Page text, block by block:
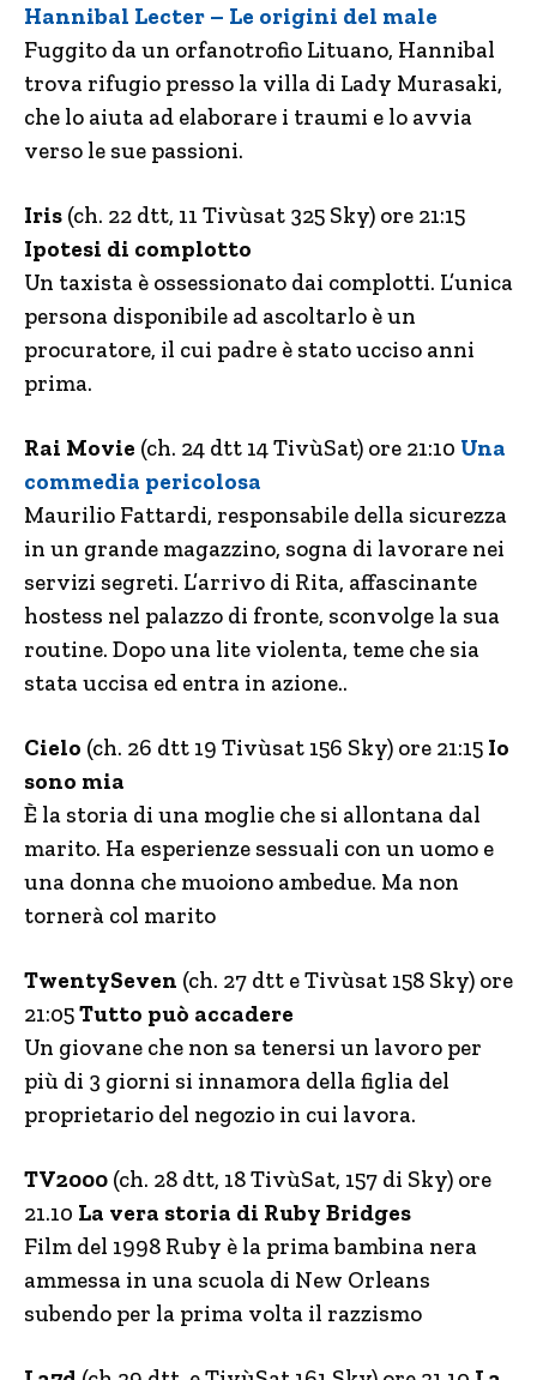
Hannibal Lecter – Le origini del male
Fuggito da un orfanotrofio Lituano, Hannibal
trova rifugio presso la villa di Lady Murasaki,
che lo aiuta ad elaborare i traumi e lo avvia
verso le sue passioni.
Iris (ch. 22 dtt, 11 Tivùsat 325 Sky) ore 21:15
Ipotesi di complotto
Un taxista è ossessionato dai complotti. L’unica
persona disponibile ad ascoltarlo è un
procuratore, il cui padre è stato ucciso anni
prima.
Rai Movie (ch. 24 dtt 14 TivùSat) ore 21:10 Una
commedia pericolosa
Maurilio Fattardi, responsabile della sicurezza
in un grande magazzino, sogna di lavorare nei
servizi segreti. L’arrivo di Rita, affascinante
hostess nel palazzo di fronte, sconvolge la sua
routine. Dopo una lite violenta, teme che sia
stata uccisa ed entra in azione..
Cielo (ch. 26 dtt 19 Tivùsat 156 Sky) ore 21:15 Io
sono mia
È la storia di una moglie che si allontana dal
marito. Ha esperienze sessuali con un uomo e
una donna che muoiono ambedue. Ma non
tornerà col marito
TwentySeven (ch. 27 dtt e Tivùsat 158 Sky) ore
21:05Tutto può accadere
Un giovane che non sa tenersi un lavoro per
più di 3 giorni si innamora della figlia del
proprietario del negozio in cui lavora.
TV2000 (ch. 28 dtt, 18 TivùSat, 157 di Sky) ore
21.10 La vera storia di Ruby Bridges
Film del 1998 Ruby è la prima bambina nera
ammessa in una scuola di New Orleans
subendo per la prima volta il razzismo